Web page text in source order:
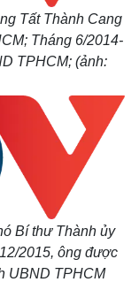
Tất Thành Cang
Tháng 6/2014-
TPHCM; (ảnh:
Bí thư Thành ủy
2015, ông được
UBND TPHCM